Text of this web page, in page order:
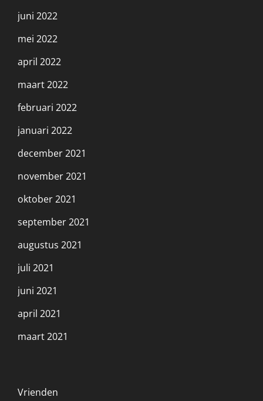
juni 2022
mei 2022
april 2022
maart 2022
februari 2022
januari 2022
december 2021
november 2021
oktober 2021
september 2021
augustus 2021
juli 2021
juni 2021
april 2021
maart 2021
Vrienden